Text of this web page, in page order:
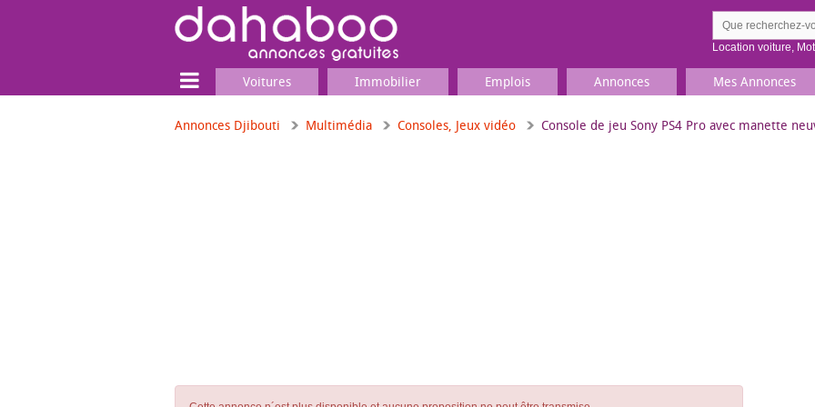
Location voiture,
Voitures Immobilier Emplois Annonces Mes Annonces
Annonces Djibouti Multimédia Consoles, Jeux vidéo Console de jeu Sony PS4 Pro avec manette